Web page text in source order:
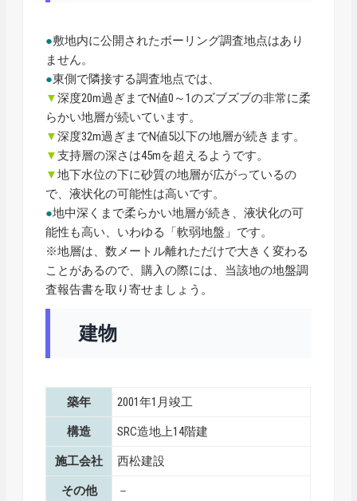
●敷地内に公開されたボーリング調査地点はあり
ません。
●東側で隣接する調査地点では、
▼深度20m過ぎまでN値0～1のズブズブの非常に柔
らかい地層が続いています。
▼深度32m過ぎまでN値5以下の地層が続きます。
▼支持層の深さは45mを超えるようです。
▼地下水位の下に砂質の地層が広がっているの
で、液状化の可能性は高いです。
●地中深くまで柔らかい地層が続き、液状化の可
能性も高い、いわゆる「軟弱地盤」です。
※地層は、数メートル離れただけで大きく変わる
ことがあるので、購入の際には、当該地の地盤調
査報告書を取り寄せましょう。
建物
築年 2001年1月竣工
構造 SRC造地上14階建
施工会社 西松建設
その他 －